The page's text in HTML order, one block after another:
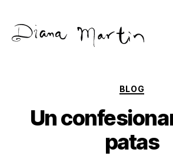
BLOG
Un
patas